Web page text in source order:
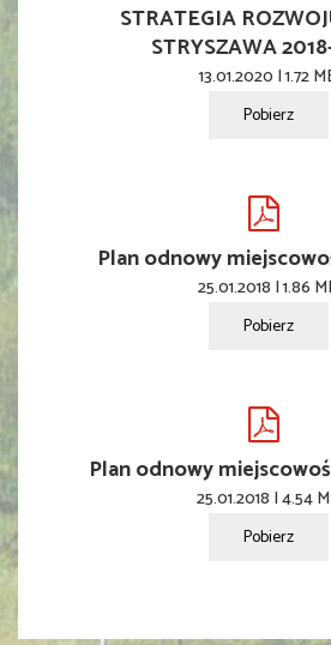
STRATEGIA
STRYSZAWA
13.01.2020 | 1.72
Pobierz
Plan odnowy
25.01.2018 | 1.86
Pobierz
Plan odnowy
25.01.2018 | 4.54
Pobierz